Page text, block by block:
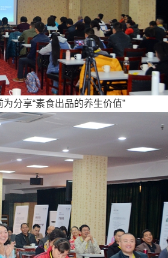
享“素食出品的养生价值”